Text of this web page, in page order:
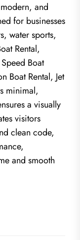
and
for businesses
water sports,
Rental,
Boat
Boat Rental, Jet
minimal,
a visually
visitors
clean code,
and smooth